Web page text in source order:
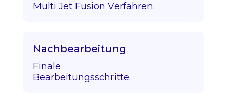
Multi Jet Fusion Verfahren.
Nachbearbeitung
Finale
Bearbeitungsschritte.